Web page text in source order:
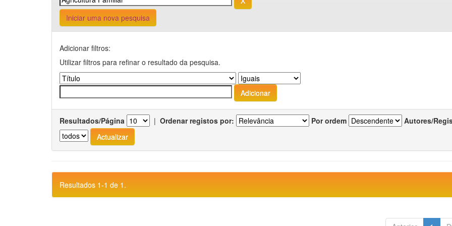
Iniciar uma nova pesquisa
Adicionar filtros:
Utilizar filtros para refinar o resultado da pesquisa.
Resultados/Página | Ordenar registos por: Por ordem Autores/
Resultados 1-1 de 1.